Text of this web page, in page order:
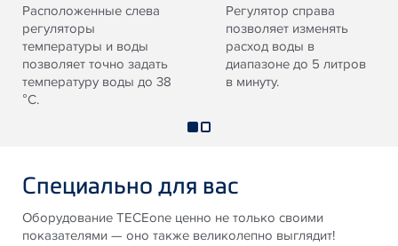
Расположенные слева
регуляторы
температуры и воды
позволяет точно задать
температуру воды до 38
°C.
Регулятор справа
позволяет изменять
расход воды в
диапазоне до 5 литров
в минуту.
Специально для вас
Оборудование TECEone ценно не только своими
показателями — оно также великолепно выглядит!